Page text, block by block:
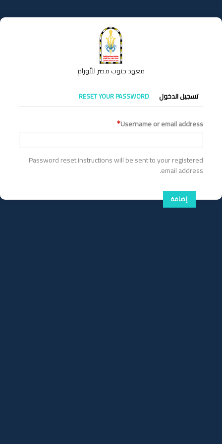
إلى
المحتوى
معهد جنوب مصر للأورام
التبويبات
الأساسية
تسجيل الدخول RESET YOUR PASSWORD
Username or email address
Password reset instructions will be sent to your registered
email address.